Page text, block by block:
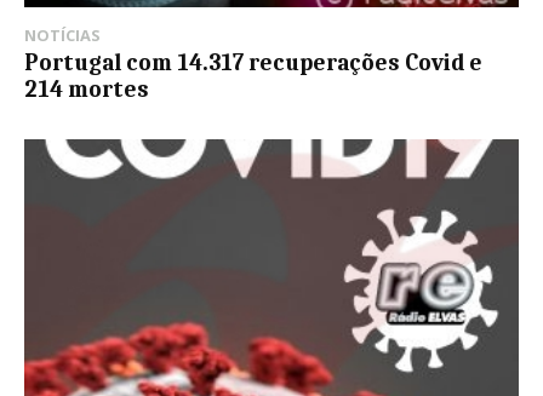
NOTÍCIAS
Portugal com 14.317 recuperações Covid e
214 mortes